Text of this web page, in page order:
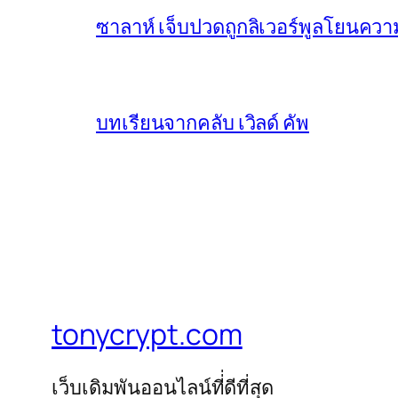
ซาลาห์ เจ็บปวดถูกลิเวอร์พูลโยนคว
บทเรียนจากคลับ เวิลด์ คัพ
tonycrypt.com
เว็บเดิมพันออนไลน์ที่่ดีที่สุด